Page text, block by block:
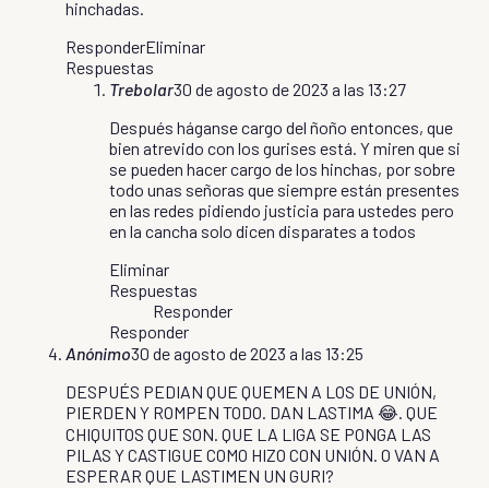
hinchadas.
ResponderEliminar
Respuestas
Trebolar30 de agosto de 2023 a las 13:27
Después háganse cargo del ñoño entonces, que
bien atrevido con los gurises está. Y miren que si
se pueden hacer cargo de los hinchas, por sobre
todo unas señoras que siempre están presentes
en las redes pidiendo justicia para ustedes pero
en la cancha solo dicen disparates a todos
Eliminar
Respuestas
Responder
Responder
Anónimo30 de agosto de 2023 a las 13:25
DESPUÉS PEDIAN QUE QUEMEN A LOS DE UNIÓN,
PIERDEN Y ROMPEN TODO. DAN LASTIMA 😂. QUE
CHIQUITOS QUE SON. QUE LA LIGA SE PONGA LAS
PILAS Y CASTIGUE COMO HIZO CON UNIÓN. O VAN A
ESPERAR QUE LASTIMEN UN GURI?